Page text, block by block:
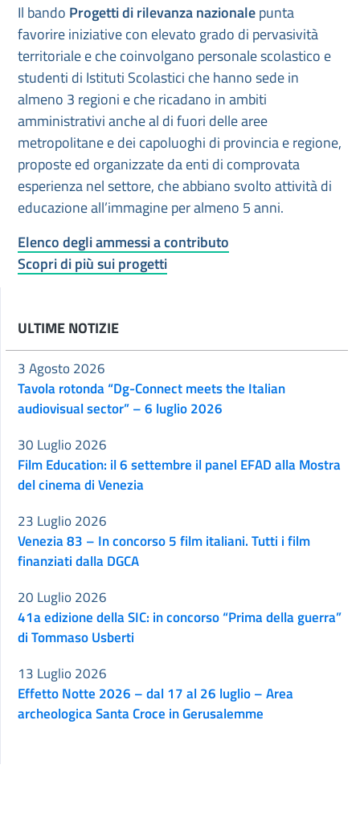
Il bando Progetti di rilevanza nazionalepunta
favorire iniziative con elevato grado di pervasività
territoriale e che coinvolgano personale scolastico e
studenti di Istituti Scolastici che hanno sede in
almeno 3 regioni e che ricadano in ambiti
amministrativi anche al di fuori delle aree
metropolitane e dei capoluoghi di provincia e regione,
proposte ed organizzate da enti di comprovata
esperienza nel settore, che abbiano svolto attività di
educazione all’immagine per almeno 5 anni.
Elenco degli ammessi a contributo
Scopri di più sui progetti
ULTIME NOTIZIE
Tavola rotonda “Dg-Connect meets the Italian
audiovisual sector” – 6 luglio 2026
3 Agosto 2026
Film Education: il 6 settembre il panel EFAD alla Mostra
del cinema di Venezia
30 Luglio 2026
Venezia 83 – In concorso 5 film italiani. Tutti i film
finanziati dalla DGCA
23 Luglio 2026
41a edizione della SIC: in concorso “Prima della guerra”
di Tommaso Usberti
20 Luglio 2026
Effetto Notte 2026 – dal 17 al 26 luglio – Area
archeologica Santa Croce in Gerusalemme
13 Luglio 2026